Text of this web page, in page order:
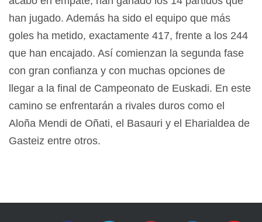
han jugado. Además ha sido el equipo que más
goles ha metido, exactamente 417, frente a los 244
que han encajado. Así comienzan la segunda fase
con gran confianza y con muchas opciones de
llegar a la final de Campeonato de Euskadi. En este
camino se enfrentarán a rivales duros como el
Aloña Mendi de Oñati, el Basauri y el Eharialdea de
Gasteiz entre otros.